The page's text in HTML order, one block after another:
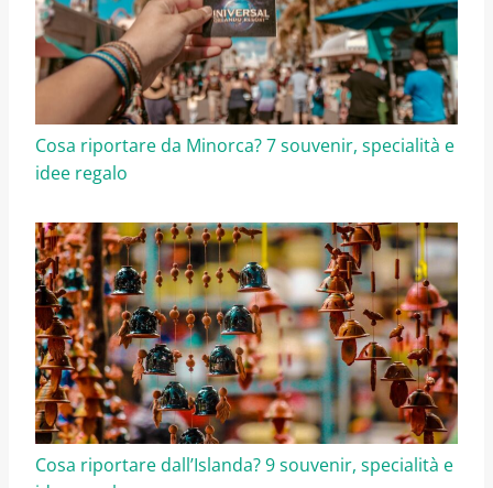
Cosa riportare da Minorca? 7 souvenir, specialità e
idee regalo
Cosa riportare dall’Islanda? 9 souvenir, specialità e